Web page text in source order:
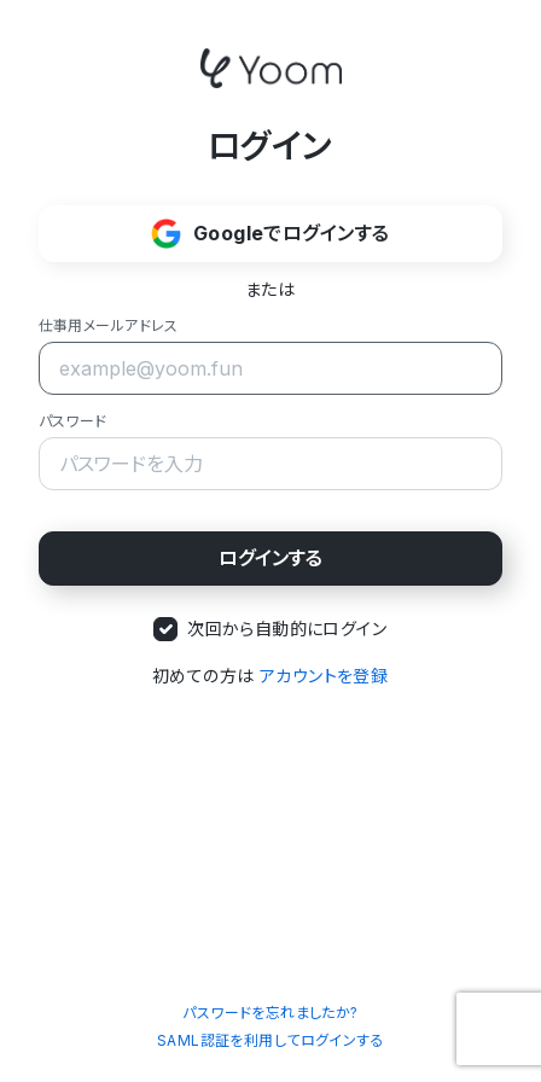
ログイン
Googleでログインする
または
仕事用メールアドレス
パスワード
次回から自動的にログイン
初めての方は アカウントを登録
パスワードを忘れましたか?
SAML認証を利用してログインする